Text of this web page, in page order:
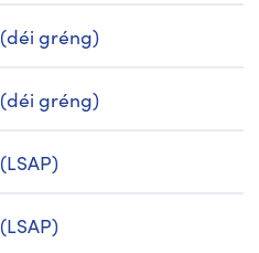
(déi gréng)
(déi gréng)
(LSAP)
(LSAP)